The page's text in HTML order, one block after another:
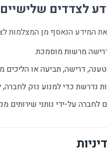
לצדדים שלישיים
המידע הנאסף מן המצלמות
מרשות מוסמכת.
דרישה, תביעה או
נדרשת כדי למנוע נזק
על-ידי נותני שירותים